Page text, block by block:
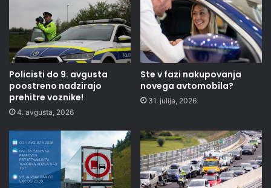
Policisti do 9. avgusta
poostreno nadzirajo
prehitre voznike!
4. avgusta, 2026
Ste v fazi nakupovanja
novega avtomobila?
31. julija, 2026